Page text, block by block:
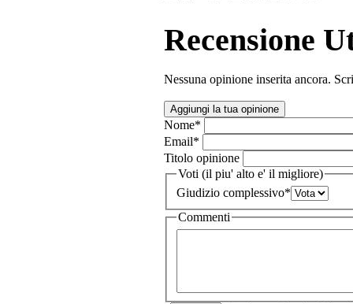
Recensione
Nessuna opinione inserita ancora.
Aggiungi la tua opinione
Nome*
Email*
Titolo opinione
Voti (il piu' alto e' il migliore)
Giudizio complessivo*
Commenti